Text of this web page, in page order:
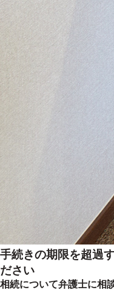
手続きの期限を超過
ださい
相続について弁護士に相